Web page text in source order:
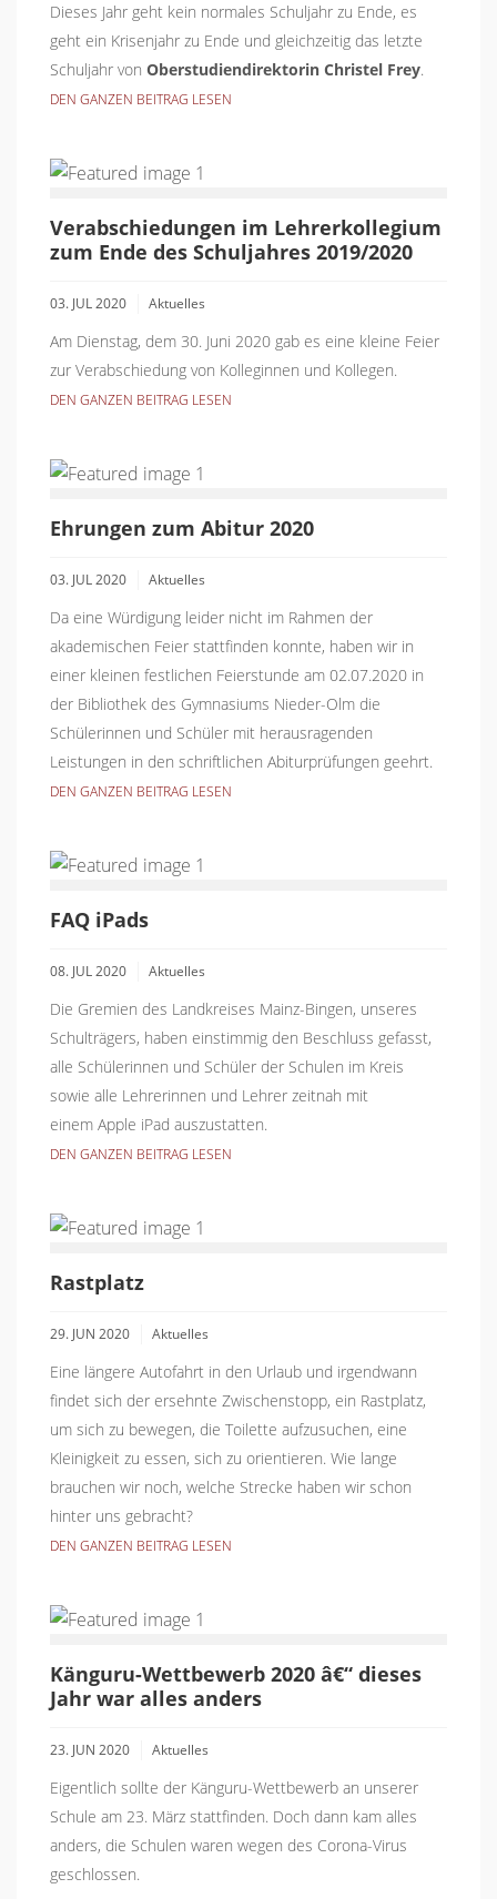
Dieses Jahr geht kein normales Schuljahr zu Ende, es
geht ein Krisenjahr zu Ende und gleichzeitig das letzte
Schuljahr von Oberstudiendirektorin Christel Frey.
DEN GANZEN BEITRAG LESEN
Verabschiedungen im Lehrerkollegium
zum Ende des Schuljahres 2019/2020
03. JUL 2020 Aktuelles
Am Dienstag, dem 30. Juni 2020 gab es eine kleine Feier
zur Verabschiedung von Kolleginnen und Kollegen.
DEN GANZEN BEITRAG LESEN
Ehrungen zum Abitur 2020
03. JUL 2020 Aktuelles
Da eine Würdigung leider nicht im Rahmen der
akademischen Feier stattfinden konnte, haben wir in
einer kleinen festlichen Feierstunde am 02.07.2020 in
der Bibliothek des Gymnasiums Nieder-Olm die
Schülerinnen und Schüler mit herausragenden
Leistungen in den schriftlichen Abiturprüfungen geehrt.
DEN GANZEN BEITRAG LESEN
FAQ iPads
08. JUL 2020 Aktuelles
Die Gremien des Landkreises Mainz-Bingen, unseres
Schulträgers, haben einstimmig den Beschluss gefasst,
alle Schülerinnen und Schüler der Schulen im Kreis
sowie alle Lehrerinnen und Lehrer zeitnah mit
einem Apple iPad auszustatten.
DEN GANZEN BEITRAG LESEN
Rastplatz
29. JUN 2020 Aktuelles
Eine längere Autofahrt in den Urlaub und irgendwann
findet sich der ersehnte Zwischenstopp, ein Rastplatz,
um sich zu bewegen, die Toilette aufzusuchen, eine
Kleinigkeit zu essen, sich zu orientieren. Wie lange
brauchen wir noch, welche Strecke haben wir schon
hinter uns gebracht?
DEN GANZEN BEITRAG LESEN
Känguru-Wettbewerb 2020 â€“ dieses
Jahr war alles anders
23. JUN 2020 Aktuelles
Eigentlich sollte der Känguru-Wettbewerb an unserer
Schule am 23. März stattfinden. Doch dann kam alles
anders, die Schulen waren wegen des Corona-Virus
geschlossen.